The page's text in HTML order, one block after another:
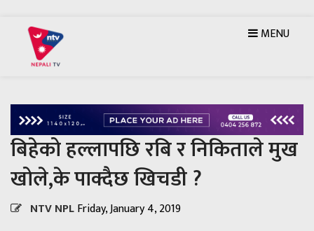
MENU
बिहेको हल्लापछि रबि र निकिताले मुख
खोले,के पाक्दैछ खिचडी ?
NTV NPLFriday, January 4, 2019